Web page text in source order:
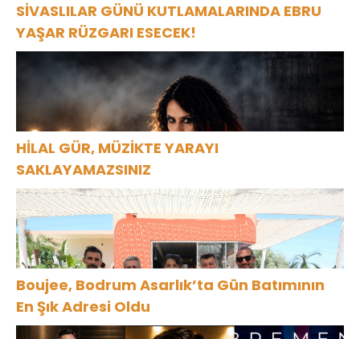
SİVASLILAR GÜNÜ KUTLAMALARINDA EBRU
YAŞAR RÜZGARI ESECEK!
HİLAL GÜR, MÜZİKTE YARAYI
SAKLAYAMAZSINIZ
Boujee, Bodrum Asarlık’ta Gün Batımının
En Şık Adresi Oldu